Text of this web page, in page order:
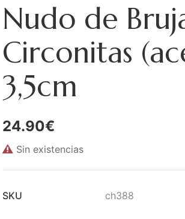
Nudo de
Circonitas
3,5cm
24.90€
Sin existencias
SKU ch388